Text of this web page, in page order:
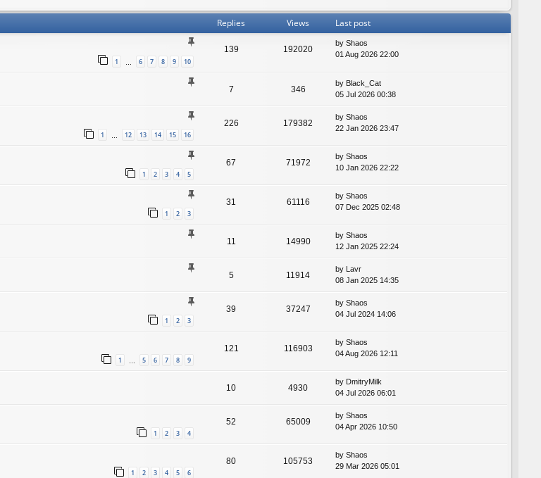
Replies Views Last post
1 6 7 8 9 10
139 192020
by Shaos
01 Aug 2026 22:00
7 346
by Black_Cat
05 Jul 2026 00:38
1 12 13 14 15 16
226 179382
by Shaos
22 Jan 2026 23:47
1 2 3 4 5
67 71972
by Shaos
10 Jan 2026 22:22
1 2 3
31 61116
by Shaos
07 Dec 2025 02:48
11 14990
by Shaos
12 Jan 2025 22:24
5 11914
by Lavr
08 Jan 2025 14:35
1 2 3
39 37247
by Shaos
04 Jul 2024 14:06
1 … 5 6 7 8 9
121 116903
by Shaos
04 Aug 2026 12:11
10 4930
by DmitryMilk
04 Jul 2026 06:01
1 2 3 4
52 65009
by Shaos
04 Apr 2026 10:50
1 2 3 4 5 6
80 105753
by Shaos
29 Mar 2026 05:01